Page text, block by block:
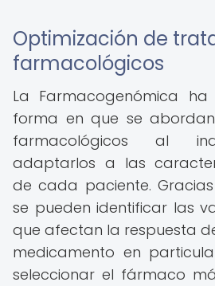
Optimización de
farmacológicos
La Farmacogenómica
forma en que se
farmacológicos al
adaptarlos a las
de cada paciente.
se pueden identificar las
que afectan la respuesta
medicamento en
seleccionar el fármaco